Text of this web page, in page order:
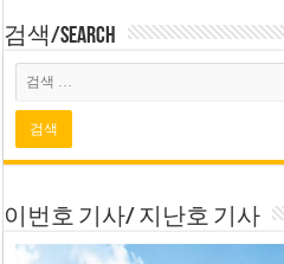
검색/Search
이번호 기사/ 지난호 기사